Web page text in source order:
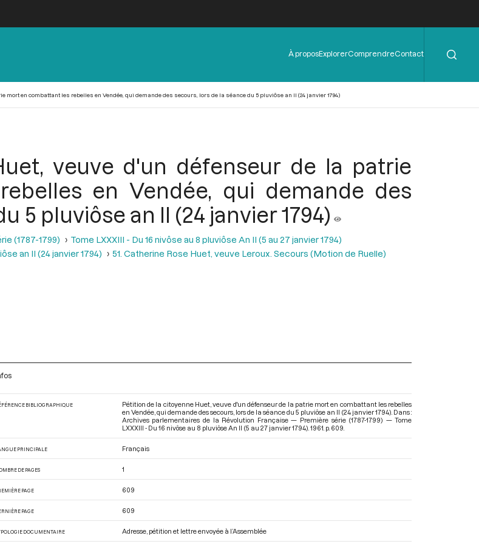
Menu
de
À proposExplorerComprendreContact
mort en combattant les rebelles en Vendée, qui demande des secours, lors de la séance du 5 pluviôse an II (24 janvier 1794)
veuve d'un défenseur de la patrie
en Vendée, qui demande des
5 pluviôse an II (24 janvier 1794)
(1787-1799)
Tome LXXXIII - Du 16 nivôse au 8 pluviôse An II (5 au 27 janvier 1794)
an II (24 janvier 1794) 51. Catherine Rose Huet, veuve Leroux. Secours (Motion de Ruelle)
BIBLIOGRAPHIQUE
Pétition de la citoyenne Huet, veuve d'un défenseur de la patrie mort en combattant les rebelles
en Vendée, qui demande des secours, lors de la séance du 5 pluviôse an II (24 janvier 1794). Dans :
Archives parlementaires de la Révolution Française — Première série (1787-1799) — Tome
LXXXIII - Du 16 nivôse au 8 pluviôse An II (5 au 27 janvier 1794) . 1961. p. 609.
PRINCIPALE Français
DE PAGES 1
PAGE 609
PAGE 609
DOCUMENTAIRE Adresse, pétition et lettre envoyée à l’Assemblée